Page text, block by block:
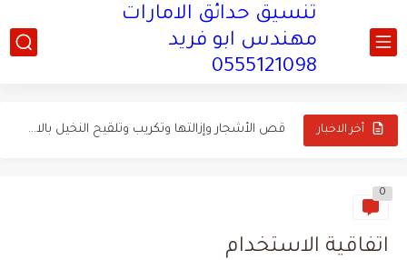
تنسيق حدائق الامارات
مهندس ابو فريد
0555121098
أخر الاخبار
0
اتفاقية الاستخدام